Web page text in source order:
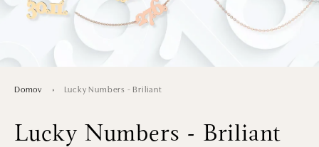
Domov Lucky Numbers - Briliant
Lucky Numbers - Briliant